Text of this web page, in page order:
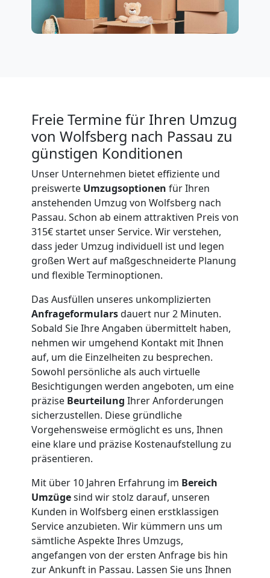
Freie Termine für Ihren Umzug
von Wolfsberg nach Passau zu
günstigen Konditionen
Unser Unternehmen bietet effiziente und
preiswerte Umzugsoptionen für Ihren
anstehenden Umzug von Wolfsberg nach
Passau. Schon ab einem attraktiven Preis von
315€ startet unser Service. Wir verstehen,
dass jeder Umzug individuell ist und legen
großen Wert auf maßgeschneiderte Planung
und flexible Terminoptionen.
Das Ausfüllen unseres unkomplizierten
Anfrageformularsdauert nur 2 Minuten.
Sobald Sie Ihre Angaben übermittelt haben,
nehmen wir umgehend Kontakt mit Ihnen
auf, um die Einzelheiten zu besprechen.
Sowohl persönliche als auch virtuelle
Besichtigungen werden angeboten, um eine
präzise Beurteilung Ihrer Anforderungen
sicherzustellen. Diese gründliche
Vorgehensweise ermöglicht es uns, Ihnen
eine klare und präzise Kostenaufstellung zu
präsentieren.
Mit über 10 Jahren Erfahrung im Bereich
Umzügesind wir stolz darauf, unseren
Kunden in Wolfsberg einen erstklassigen
Service anzubieten. Wir kümmern uns um
sämtliche Aspekte Ihres Umzugs,
angefangen von der ersten Anfrage bis hin
zur Ankunft in Passau. Lassen Sie uns Ihnen
Möbeltransport
National
Beiladung
International
Internationaler
Umzug
Nationaler
Umzug